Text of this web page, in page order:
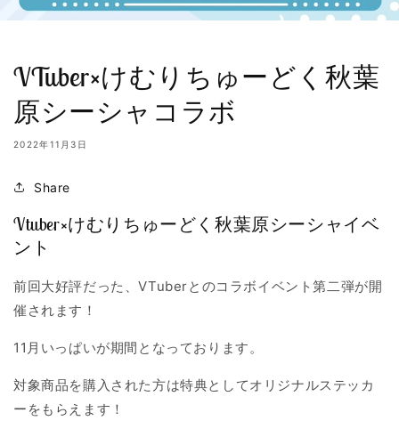
VTuber×けむりちゅーどく秋葉
原シーシャコラボ
2022年11月3日
Share
Vtuber×けむりちゅーどく秋葉原シーシャイベ
ント
前回大好評だった、VTuberとのコラボイベント第二弾が開
催されます！
11月いっぱいが期間となっております。
対象商品を購入された方は特典としてオリジナルステッカ
ーをもらえます！